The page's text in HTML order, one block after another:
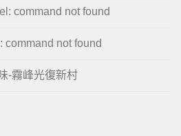
command not found
command not found
-霧峰光復新村